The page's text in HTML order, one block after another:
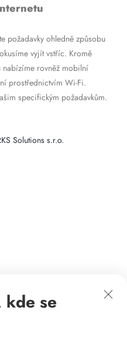
požadavky ohledně způsobu
vyjít vstříc. Kromě
nabízíme rovněž mobilní
prostřednictvím Wi-Fi.
specifickým požadavkům.
Solutions s.r.o.
kde se